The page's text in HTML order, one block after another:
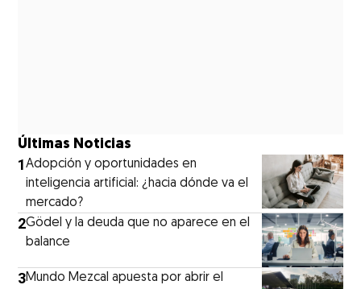
Últimas Noticias
1Adopción y oportunidades en
inteligencia artificial: ¿hacia dónde va el
mercado?
2Gödel y la deuda que no aparece en el
balance
3Mundo Mezcal apuesta por abrir el